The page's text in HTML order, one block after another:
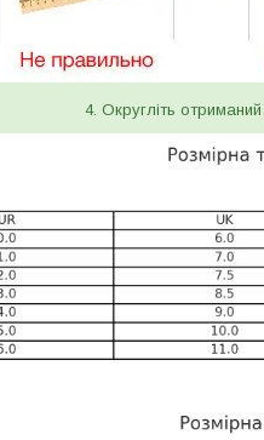
4. Округліть отриманий